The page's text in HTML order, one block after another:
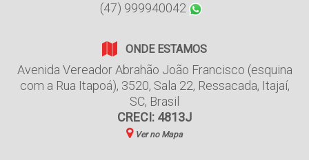
(47) 999940042
ONDE ESTAMOS
Avenida Vereador Abrahão João Francisco (esquina
com a Rua Itapoá), 3520, Sala 22, Ressacada, Itajaí,
SC, Brasil
CRECI: 4813J
Ver no Mapa